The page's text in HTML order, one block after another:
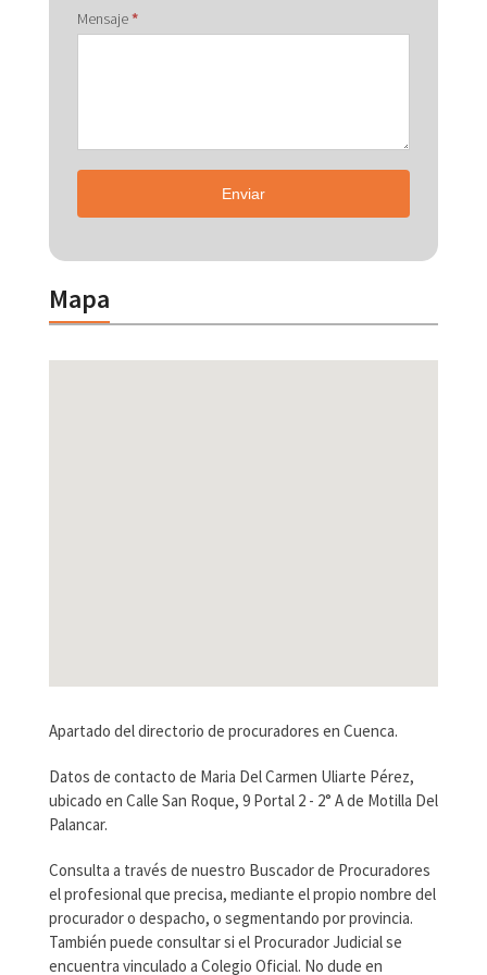
Mensaje*
Enviar
Mapa
Apartado del directorio de procuradores en Cuenca.
Datos de contacto de Maria Del Carmen Uliarte Pérez,
ubicado en Calle San Roque, 9 Portal 2 - 2° A de Motilla Del
Palancar.
Consulta a través de nuestro Buscador de Procuradores
el profesional que precisa, mediante el propio nombre del
procurador o despacho, o segmentando por provincia.
También puede consultar si el Procurador Judicial se
encuentra vinculado a Colegio Oficial. No dude en